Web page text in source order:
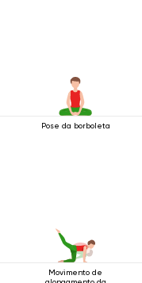
Pose da borboleta
Movimento de